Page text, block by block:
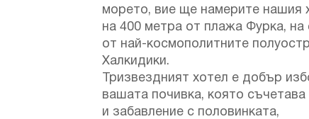
морето, вие ще намерите нашия
на 400 метра от плажа Фурка, на
от най-космополитните
Халкидики.
Тризвездният хотел е добър
вашата почивка, която съчетава
и забавление с половинката,